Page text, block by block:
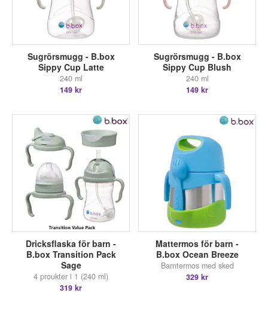
Sugrörsmugg - B.box
Sippy Cup Latte
240 ml
149 kr
Sugrörsmugg - B.box
Sippy Cup Blush
240 ml
149 kr
Dricksflaska för barn -
B.box Transition Pack
Sage
4 proukter i 1 (240 ml)
319 kr
Mattermos för barn -
B.box Ocean Breeze
Barntermos med sked
329 kr